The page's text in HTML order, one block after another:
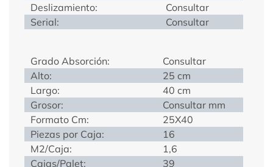
Deslizamiento:
Consultar
Serial:
Consultar
Grado Absorción:
Consultar
Alto:
25 cm
Largo:
40 cm
Grosor:
Consultar mm
Formato Cm:
25X40
Piezas por Caja:
16
M2/Caja:
1,6
Cajas/Palet:
39